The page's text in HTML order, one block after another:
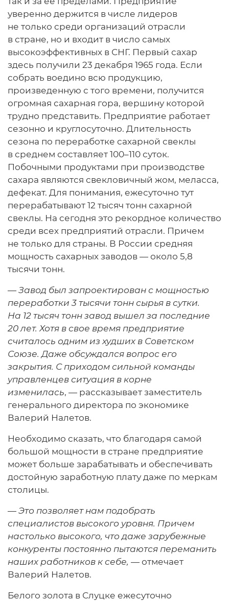
уверенно держится в числе лидеров
не только среди организаций отрасли
в стране, но и входит в число самых
высокоэффективных в СНГ. Первый сахар
здесь получили 23 декабря 1965 года. Если
собрать воедино всю продукцию,
произведенную с того времени, получится
огромная сахарная гора, вершину которой
трудно представить. Предприятие работает
сезонно и круглосуточно. Длительность
сезона по переработке сахарной свеклы
в среднем составляет 100–110 суток.
Побочными продуктами при производстве
сахара являются свекловичный жом, меласса,
дефекат. Для понимания, ежесуточно тут
перерабатывают 12 тысяч тонн сахарной
свеклы. На сегодня это рекордное количество
среди всех предприятий отрасли. Причем
не только для страны. В России средняя
мощность сахарных заводов — около 5,8
тысячи тонн.
— Завод был запроектирован с мощностью
переработки 3 тысячи тонн сырья в сутки.
На 12 тысяч тонн завод вышел за последние
20 лет. Хотя в свое время предприятие
считалось одним из худших в Советском
Союзе. Даже обсуждался вопрос его
закрытия. С приходом сильной команды
управленцев ситуация в корне
изменилась, — рассказывает заместитель
генерального директора по экономике
Валерий Налетов.
Необходимо сказать, что благодаря самой
большой мощности в стране предприятие
может больше зарабатывать и обеспечивать
достойную заработную плату даже по меркам
столицы.
— Это позволяет нам подобрать
специалистов высокого уровня. Причем
настолько высокого, что даже зарубежные
конкуренты постоянно пытаются переманить
наших работников к себе, — отмечает
Валерий Налетов.
Белого золота в Слуцке ежесуточно